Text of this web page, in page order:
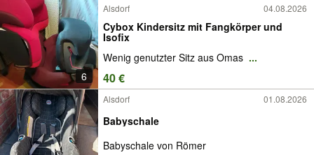
6
Alsdorf 04.08.2026
Cybox Kindersitz mit Fangkörper und
Isofix
Wenig genutzter Sitz aus Omas ...
40 €
Alsdorf 01.08.2026
Babyschale
Babyschale von Römer